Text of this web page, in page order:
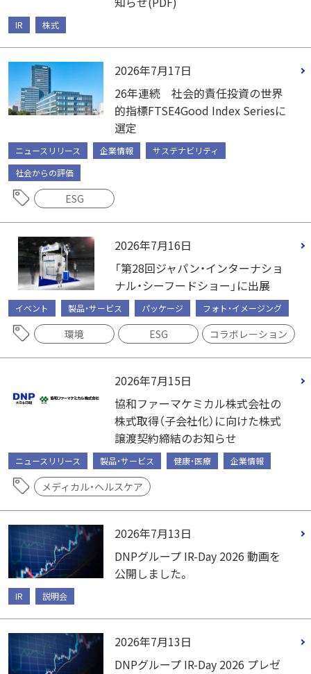
IR 株式
2026年7月17日
26年連続 社会的責任投資の世界
的指標FTSE4Good Index Seriesに
選定
ニュースリリース 企業情報
サステナビリティ
社会からの評価
ESG
2026年7月16日
「第28回ジャパン・インターナショ
ナル・シーフードショー」に出展
イベント 製品・サービス パッケージ フォト・イメージング
環境 ESG コラボレーション
2026年7月15日
協和ファーマケミカル株式会社の
株式取得（子会社化）に向けた株式
譲渡契約締結のお知らせ
ニュースリリース 製品・サービス 健康・医療 企業情報
メディカル・ヘルスケア
2026年7月13日
DNPグループ IR-Day 2026 動画を
公開しました。
IR 説明会
2026年7月13日
DNPグループ IR-Day 2026 プレゼ